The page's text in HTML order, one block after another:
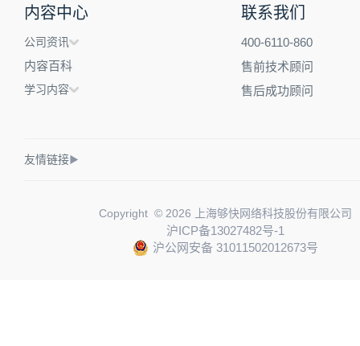
内容中心
公司资讯
内容百科
学习内容
联系我们
400-6110-860
售前技术顾问
售后成功顾问
友情链接▶
Copyright © 2026 上海够快网络科技股份有限公司
沪ICP备13027482号-1
沪公网安备 31011502012673号